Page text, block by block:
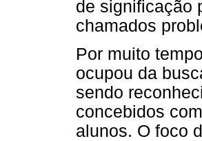
de significação
chamados
Por muito
ocupou da
sendo
concebidos
alunos. O foco